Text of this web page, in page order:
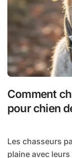
Comment
pour chien
Les chasseurs passent des heures en forêt ou en
plaine avec